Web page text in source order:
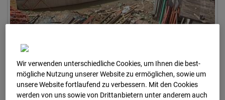
02.04.2026
Wir verwenden unterschiedliche Cookies, um Ihnen die best­
mögliche Nutzung unserer Website zu ermöglichen, sowie um
unsere Website fortlaufend zu verbessern. Mit den Cookies
werden von uns sowie von Drittanbietern unter anderem auch